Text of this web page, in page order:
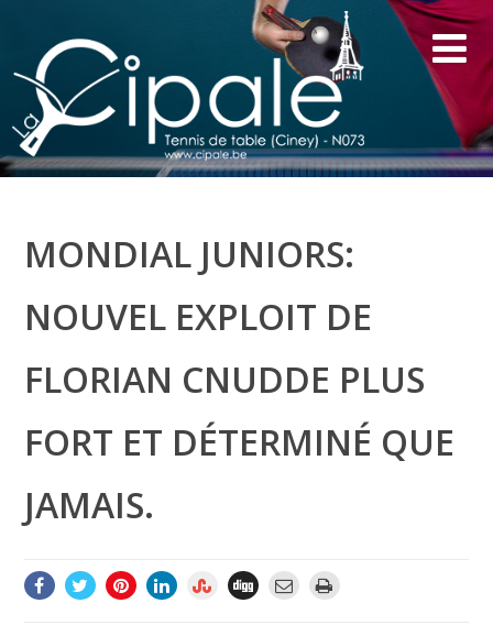
MONDIAL JUNIORS:
NOUVEL EXPLOIT DE
FLORIAN CNUDDE PLUS
FORT ET DÉTERMINÉ QUE
JAMAIS.